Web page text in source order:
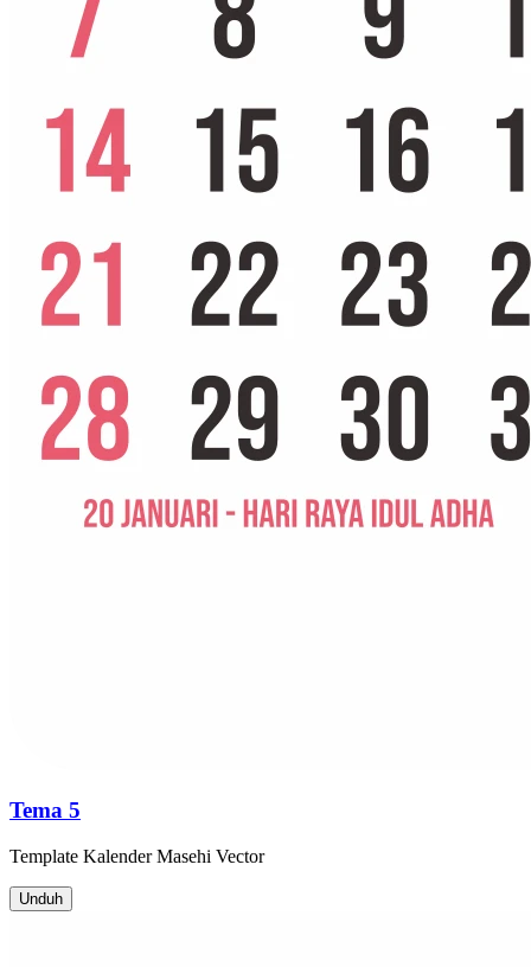
Tema 5
Template Kalender Masehi Vector
Unduh